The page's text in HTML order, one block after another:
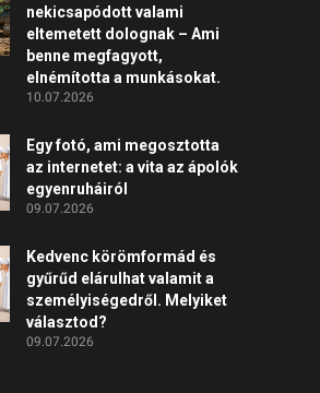
nekicsapódott valami
eltemetett dolognak – Ami
benne megfagyott,
elnémította a munkásokat.
10.07.2026
Egy fotó, ami megosztotta
az internetet: a vita az ápolók
egyenruháiról
09.07.2026
Kedvenc körömformád és
gyűrűd elárulhat valamit a
személyiségedről. Melyiket
választod?
09.07.2026